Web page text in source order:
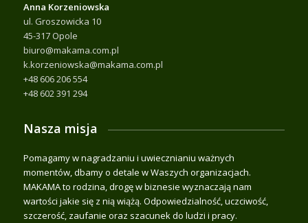
Anna Korzeniowska
ul. Groszowicka 10
45-317 Opole
biuro@makama.com.pl
k.korzeniowska@makama.com.pl
+48 606 206 554
+48 602 391 294
Nasza misja
Pomagamy w nagradzaniu i uwiecznianiu ważnych
momentów, dbamy o detale w Waszych organizacjach.
MAKAMA to rodzina, drogę w biznesie wyznaczają nam
wartości jakie się z nią wiążą. Odpowiedzialność, uczciwość,
szczerość, zaufanie oraz szacunek do ludzi i pracy.